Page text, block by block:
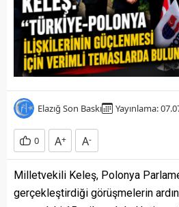
Elazığ Son Baskı Yayınlama:
0 A+ A-
Milletvekili Keleş, Polonya
gerçekleştirdiği görüşmelerin